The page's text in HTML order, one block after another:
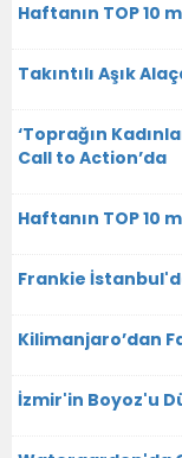
Haftanın TOP 10
Takıntılı Aşık
‘Toprağın
Call to Action’da
Haftanın TOP 10
Frankie
Kilimanjaro’dan
İzmir'in Boyoz'u